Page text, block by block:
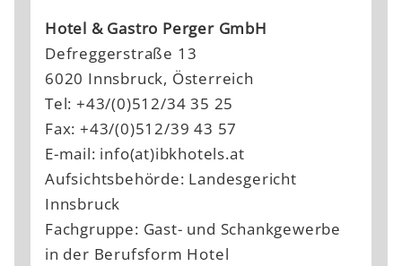
Hotel & Gastro Perger GmbH
Defreggerstraße 13
6020 Innsbruck, Österreich
Tel: +43/(0)512/34 35 25
Fax: +43/(0)512/39 43 57
E-mail: info(at)ibkhotels.at
Aufsichtsbehörde: Landesgericht
Innsbruck
Fachgruppe: Gast- und Schankgewerbe
in der Berufsform Hotel